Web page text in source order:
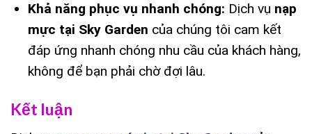
Khả năng phục vụ nhanh chóng: Dịch vụ nạp
mực tại Sky Garden của chúng tôi cam kết
đáp ứng nhanh chóng nhu cầu của khách hàng,
không để bạn phải chờ đợi lâu.
Kết luận